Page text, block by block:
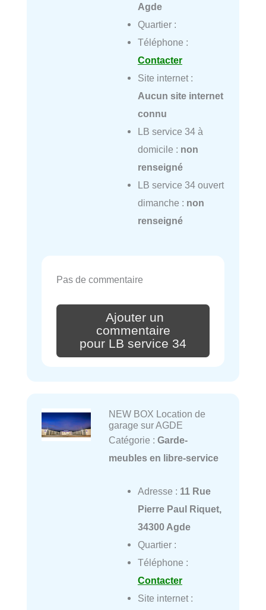
Agde
Quartier :
Téléphone :
Contacter
Site internet :
Aucun site internet
connu
LB service 34 à
domicile : non
renseigné
LB service 34 ouvert
dimanche : non
renseigné
Pas de commentaire
Ajouter un
commentaire
pour LB service 34
NEW BOX Location de
garage sur AGDE
Catégorie : Garde-
meubles en libre-service
Adresse : 11 Rue
Pierre Paul Riquet,
34300 Agde
Quartier :
Téléphone :
Contacter
Site internet :